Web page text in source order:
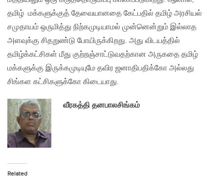
தமிழ் மக்களுக்குத் தேவையானதை கேட்பதில் தமிழ் அரசியல்
சமுதாயம் ஒருமித்து நிற்கமுடியாமல் முன்னென்றும் இல்லாத
அளவுக்கு சிதறுண்டு போயிருக்கிறது. அது விடயத்தில்
தமிழ்க்கட்சிகள் மீது குற்றஞ்சாட்டுவதற்கான அருகதை தமிழ்
மக்களுக்கு இருக்கமுடியுமே தவிர ஜனாதிபதிக்கோ அல்லது
சிங்கள கட்சிகளுக்கோ கிடையாது.
வீரகத்தி தனபாலசிங்கம்
Related